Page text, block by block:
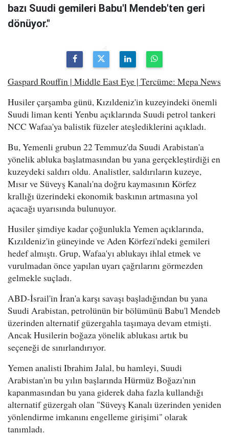
bazı Suudi gemileri Babu'l Mendeb'ten geri
dönüyor."
Gaspard Rouffin | Middle East Eye | Tercüme: Mepa News
Husiler çarşamba günü, Kızıldeniz'in kuzeyindeki önemli
Suudi liman kenti Yenbu açıklarında Suudi petrol tankeri
NCC Wafaa'ya balistik füzeler ateşlediklerini açıkladı.
Bu, Yemenli grubun 22 Temmuz'da Suudi Arabistan'a
yönelik abluka başlatmasından bu yana gerçekleştirdiği en
kuzeydeki saldırı oldu. Analistler, saldırıların kuzeye,
Mısır ve Süveyş Kanalı'na doğru kaymasının Körfez
krallığı üzerindeki ekonomik baskının artmasına yol
açacağı uyarısında bulunuyor.
Husiler şimdiye kadar çoğunlukla Yemen açıklarında,
Kızıldeniz'in güneyinde ve Aden Körfezi'ndeki gemileri
hedef almıştı. Grup, Wafaa'yı ablukayı ihlal etmek ve
vurulmadan önce yapılan uyarı çağrılarını görmezden
gelmekle suçladı.
ABD-İsrail'in İran'a karşı savaşı başladığından bu yana
Suudi Arabistan, petrolünün bir bölümünü Babu'l Mendeb
üzerinden alternatif güzergahla taşımaya devam etmişti.
Ancak Husilerin boğaza yönelik ablukası artık bu
seçeneği de sınırlandırıyor.
Yemen analisti Ibrahim Jalal, bu hamleyi, Suudi
Arabistan'ın bu yılın başlarında Hürmüz Boğazı'nın
kapanmasından bu yana giderek daha fazla kullandığı
alternatif güzergah olan "Süveyş Kanalı üzerinden yeniden
yönlendirme imkanını engelleme girişimi" olarak
tanımladı.